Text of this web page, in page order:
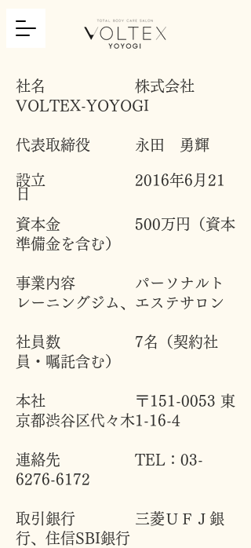
社名
株式会社
VOLTEX-YOYOGI
代表取締役 永田 勇輝
設立 2016年6月21
日
資本金 500万円（資本
準備金を含む）
事業内容 パーソナルト
レーニングジム、エステサロン
社員数 7名（契約社
員・嘱託含む）
本社 〒151-0053 東
京都渋谷区代々木1-16-4
連絡先 TEL：03-
6276-6172
取引銀行 三菱ＵＦＪ銀
行、住信SBI銀行